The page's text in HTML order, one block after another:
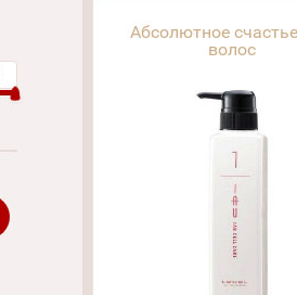
Абсолютное
волос